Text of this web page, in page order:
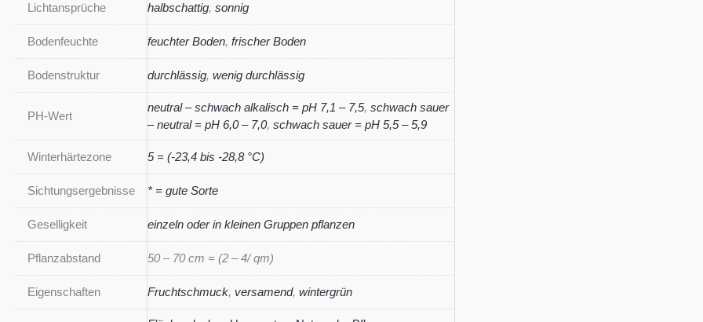
Lichtansprüche halbschattig, sonnig
Bodenfeuchte feuchter Boden, frischer Boden
Bodenstruktur durchlässig, wenig durchlässig
PH-Wert
neutral – schwach alkalisch = pH 7,1 – 7,5, schwach sauer
– neutral = pH 6,0 – 7,0, schwach sauer = pH 5,5 – 5,9
Winterhärtezone 5 = (-23,4 bis -28,8 °C)
Sichtungsergebnisse * = gute Sorte
Geselligkeit einzeln oder in kleinen Gruppen pflanzen
Pflanzabstand 50 – 70 cm = (2 – 4/ qm)
Eigenschaften Fruchtschmuck, versamend, wintergrün